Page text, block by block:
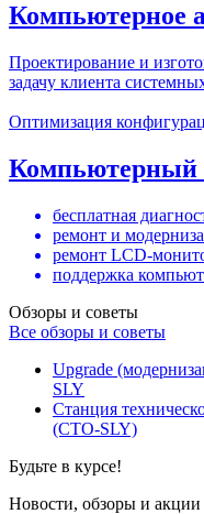
Компьютерное
Проектирование и
задачу клиента
Оптимизация
Компьютерный
бесплатная
ремонт и
ремонт LCD-
поддержка
Обзоры и советы
Все обзоры и советы
Upgrade
SLY
Станция
(СТО-SLY)
Будьте в курсе!
Новости, обзоры и акции